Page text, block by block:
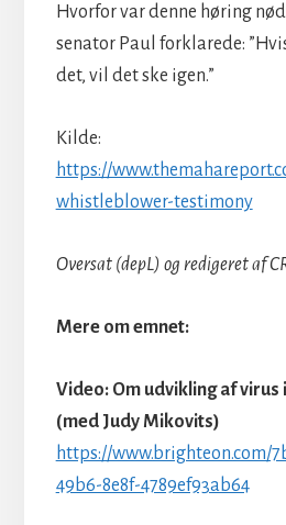
Hvorfor var denne høring
senator Paul forklarede:
det, vil det ske igen.”
Kilde:
https://
whistleblower-testimony
Oversat (depL) og redigeret af
Mere om emnet:
Video: Om udvikling af
(med Judy Mikovits)
https://www.brighteon.com/
49b6-8e8f-4789ef93ab64